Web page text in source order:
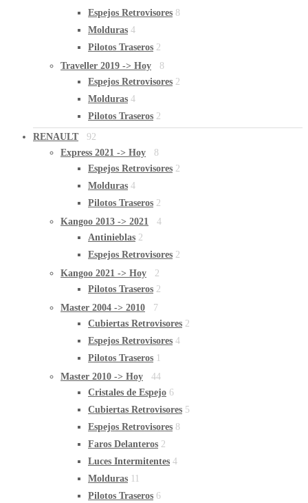
Espejos Retrovisores 8
Molduras 4
Pilotos Traseros 2
Traveller 2019 -> Hoy
8
Espejos Retrovisores 2
Molduras 4
Pilotos Traseros 2
RENAULT
92
Express 2021 -> Hoy
8
Espejos Retrovisores 2
Molduras 4
Pilotos Traseros 2
Kangoo 2013 -> 2021
4
Antinieblas 2
Espejos Retrovisores 2
Kangoo 2021 -> Hoy
2
Pilotos Traseros 2
Master 2004 -> 2010
7
Cubiertas Retrovisores 2
Espejos Retrovisores 4
Pilotos Traseros 1
Master 2010 -> Hoy
44
Cristales de Espejo 6
Cubiertas Retrovisores 5
Espejos Retrovisores 8
Faros Delanteros 2
Luces Intermitentes 4
Molduras 11
Pilotos Traseros 6